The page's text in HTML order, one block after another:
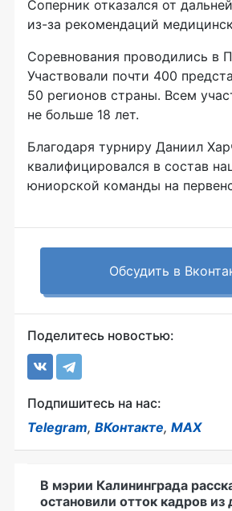
Соперник отказался от
из-за рекомендаций
Соревнования проводились в
Участвовали почти 400
50 регионов страны. Всем
не больше 18 лет.
Благодаря турниру Даниил
квалифицировался в состав
юниорской команды на
Обсудить в
Поделитесь новостью:
Подпишитесь на нас:
Telegram, ВКонтакте, MAX
В мэрии Калининграда
остановили отток кадров из